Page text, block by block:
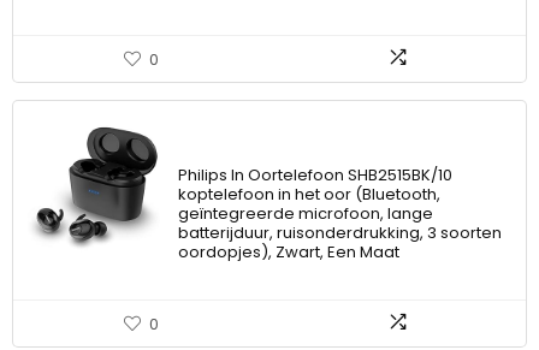
0
Philips In Oortelefoon SHB2515BK/10
koptelefoon in het oor (Bluetooth,
geïntegreerde microfoon, lange
batterijduur, ruisonderdrukking, 3 soorten
oordopjes), Zwart, Een Maat
0